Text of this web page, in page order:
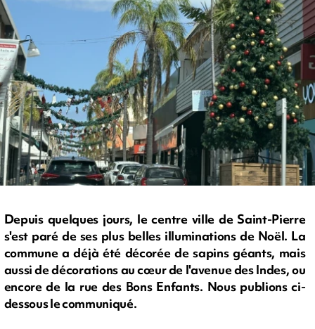
Depuis quelques jours, le centre ville de Saint-Pierre
s'est paré de ses plus belles illuminations de Noël. La
commune a déjà été décorée de sapins géants, mais
aussi de décorations au cœur de l'avenue des Indes, ou
encore de la rue des Bons Enfants. Nous publions ci-
dessous le communiqué.